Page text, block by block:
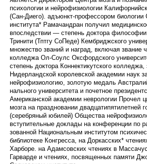
психологии и нейрофизиологии
(Сан-Диего). адъюнкт-профессором биологии
института* Рамачандран получил
впоследствии — степень доктора
Тринити (Тптгу СоПеде) Кембриджского
множество званий и наград, включая звание
колледжа Ол-Соулс Оксфордского
степень доктора Коннектикутского
Нидерландской коро­левской академии наук
нейро­физиологию, золотую медаль
нального университета и почетное
Американской академии неврологии Прочел
мозга на праздновании два­дцатипятилетней
(серебряный юбилей) Общества
вступитель­ные доклады на конференции по
зованной Национальным институтом
библиотеке Конгресса, на Доркасских*
Харборе. на Адамсовских чтениях в
Гарварде и чтениях, посвященных памяти